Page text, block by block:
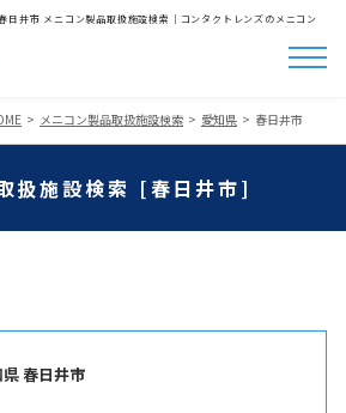
日井市 メニコン製品取扱施設検索│コンタクトレンズのメニコン
メニコン製品取扱施設検索 愛知県 春日井市
扱施設検索 [春日井市]
県 春日井市